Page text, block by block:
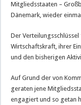
Mitgliedsstaaten –
Dänemark, wieder
Der
Wirtschaftskraft, ihrer
und den bisherigen
Auf Grund der von
geraten jene
engagiert und so getan